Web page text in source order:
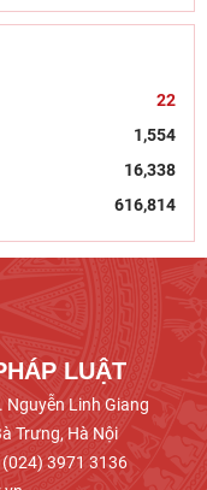
thuật hướng
sĩ
xã hội Việt Nam
Kinh tế và Xã
Minh và sự vận
22
1,554
16,338
616,814
LUẬT
Nguyễn Linh Giang
Trưng, Hà Nội
3971 3136